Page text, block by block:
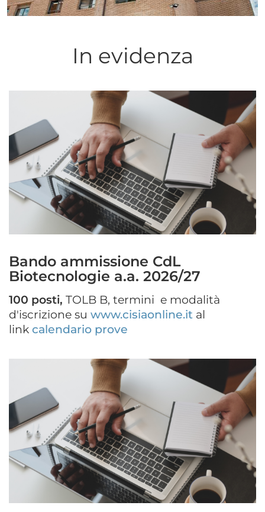
In evidenza
Bando ammissione CdL
Biotecnologie a.a. 2026/27
100 posti, TOLB B, termini e modalità
d'iscrizione su www.cisiaonline.it al
link calendario prove